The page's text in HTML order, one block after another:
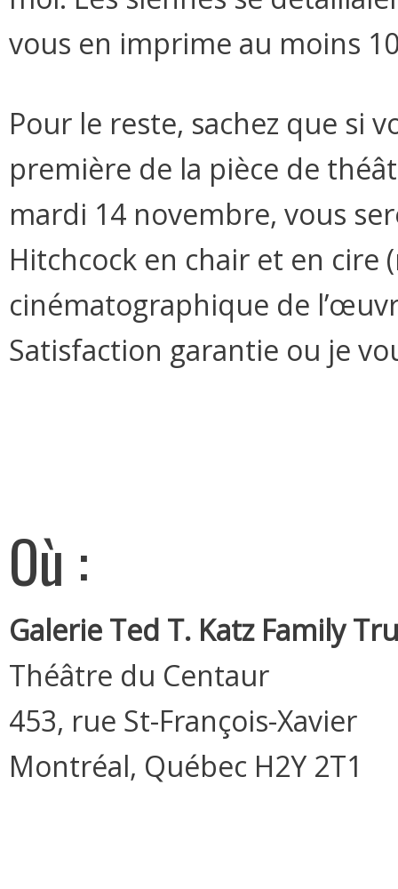
vous en imprime au moins
Pour le reste, sachez que si
première de la pièce de
mardi 14 novembre, vous
Hitchcock en chair et en cire
cinématographique de
Satisfaction garantie ou je
Où :
Galerie Ted T. Katz Family
Théâtre du Centaur
453, rue St-François-Xavier
Montréal, Québec H2Y 2T1